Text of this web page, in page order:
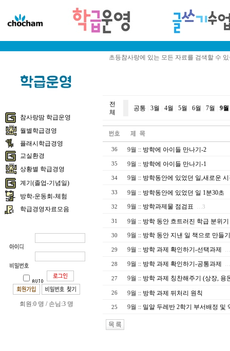
초등참사랑에 있는 모든 자료를 검색할 수
참사랑땀 학급운영
월별학급경영
플래시학급경영
교실환경
상황별 학급경영
계기(졸업-기념일)
방학-운동회-체험
학급경영자료모음
회원:0 명 / 손님:3 명
전
체
공통 3월 4월 5월 6월 7월 9월
36 9월 :: 방학에 아이들 만나기-2
35 9월 :: 방학에 아이들 만나기-1
34 9월 :: 방학동안에 있었던 일,새로운
33 9월 :: 방학동안에 있었던 일 1분30초
32 9월 :: 방학과제물 점검표 …3
31 9월 :: 방학 동안 흐트러진 학급 분위
30 9월 :: 방학 동안 지낸 일 책으로 만들기
29 9월 :: 방학 과제 확인하기-선택과제
28 9월 :: 방학 과제 확인하기-공통과제
27 9월 :: 방학 과제 칭찬해주기 (상장, 용
26 9월 :: 방학 과제 뒤처리 원칙
25 9월 :: 밀알 두레반 2학기 부서배정 및